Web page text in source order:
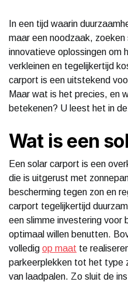
In een tijd waarin
maar een noodzaak,
innovatieve oplossingen om
verkleinen en tegelijkertijd
carport is een uitstekend
Maar wat is het precies, en
betekenen? U leest het in
Wat is een
Een solar carport is een
die is uitgerust met
bescherming tegen zon en
carport tegelijkertijd
een slimme investering voor
optimaal willen benutten.
volledig op maat te
parkeerplekken tot het type
van laadpalen. Zo sluit de